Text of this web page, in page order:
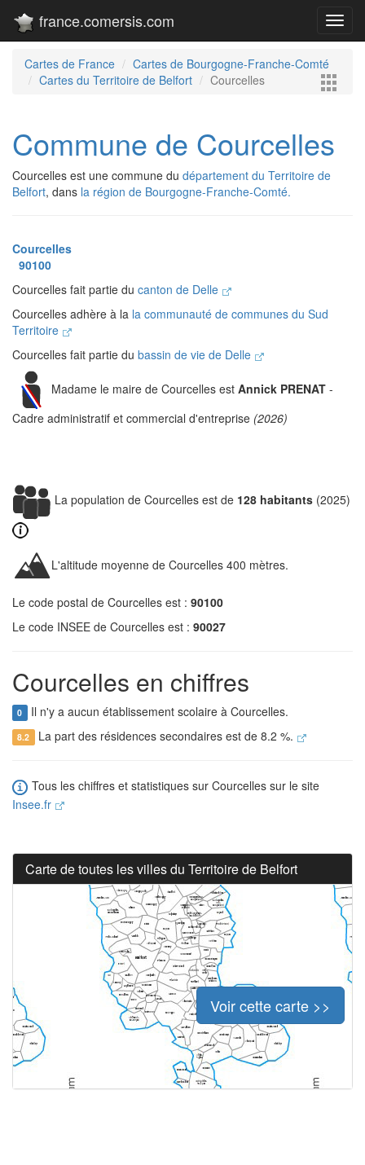
france.comersis.com
Cartes de France
Cartes de Bourgogne-Franche-Comté
Cartes du Territoire de Belfort
Courcelles
Commune de Courcelles
Courcelles est une commune du département du Territoire de
Belfort, dans la région de Bourgogne-Franche-Comté.
Courcelles
90100
Courcelles fait partie du canton de Delle
Courcelles adhère à la la communauté de communes du Sud
Territoire
Courcelles fait partie du bassin de vie de Delle
Madame le maire de Courcelles est Annick PRENAT -
Cadre administratif et commercial d'entreprise (2026)
La population de Courcelles est de 128 habitants (2025)
L'altitude moyenne de Courcelles 400 mètres.
Le code postal de Courcelles est : 90100
Le code INSEE de Courcelles est : 90027
Courcelles en chiffres
0 Il n'y a aucun établissement scolaire à Courcelles.
8.2 La part des résidences secondaires est de 8.2 %.
Tous les chiffres et statistiques sur Courcelles sur le site
Insee.fr
Carte de toutes les villes du Territoire de Belfort
Voir cette carte >>